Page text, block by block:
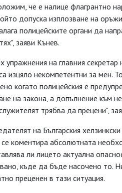
че е налице флагрантно
допуска изплозване на
полицейските органи да
заяви Кънев.
упражнения на главния
изцяло некомпетентни за мен.
когато полицейския е
на закона, а допълнение към
трябва да прецени",
на Българския
се коментира абсолютната
ли лицето актуална
къде да бъде насочено то.
преценен в тази ситуация.